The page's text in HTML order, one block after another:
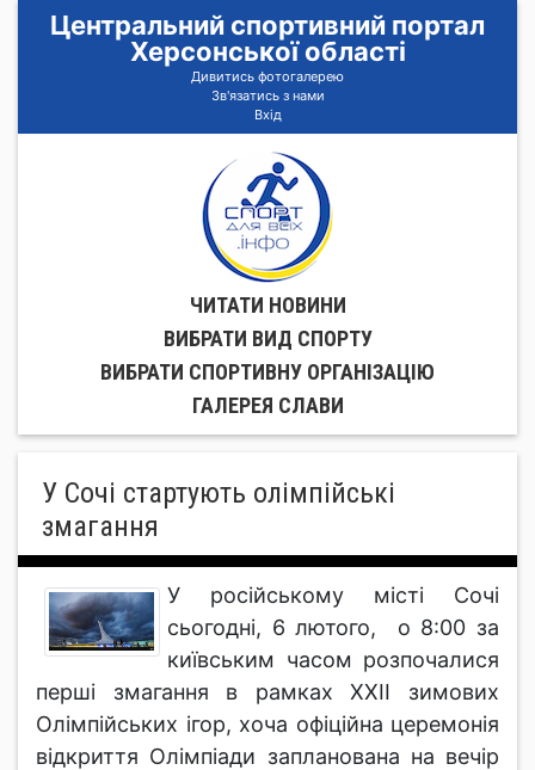
Центральний спортивний портал
Херсонської області
Дивитись фотогалерею
Зв'язатись з нами
Вхід
ЧИТАТИ НОВИНИ
ВИБРАТИ ВИД СПОРТУ
ВИБРАТИ СПОРТИВНУ ОРГАНIЗАЦIЮ
ГАЛЕРЕЯ СЛАВИ
У Сочі стартують олімпійські
змагання
У російському місті Сочі
сьогодні, 6 лютого, о 8:00 за
київським часом розпочалися
перші змагання в рамках ХХІІ зимових
Олімпійських ігор, хоча офіційна церемонія
відкриття Олімпіади запланована на вечір